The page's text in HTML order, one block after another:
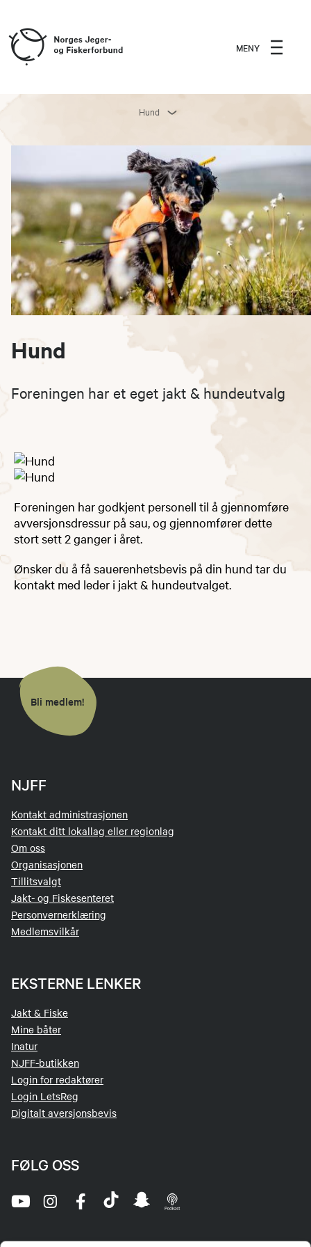
MENY
Hund
Hund
Foreningen har et eget jakt & hundeutvalg
​​Foreningen har godkjent personell til å gjennomføre
avversjonsdressur på sau, og gjennomfører dette
stort sett 2 ganger i året.
Ønsker du å få sauerenhetsbevis på din hund tar du
kontakt med leder i jakt & hundeutvalget.
Bli medlem!
NJFF
Kontakt administrasjonen
Kontakt ditt lokallag eller regionlag
Om oss
Organisasjonen
Tillitsvalgt
Jakt- og Fiskesenteret
Personvernerklæring
Medlemsvilkår
EKSTERNE LENKER
Jakt & Fiske
Mine båter
Inatur
NJFF-butikken
Login for redaktører
Login LetsReg
Digitalt aversjonsbevis
FØLG OSS